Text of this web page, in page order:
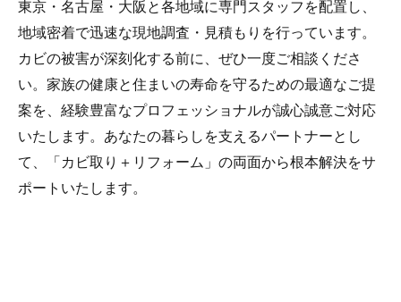
東京・名古屋・大阪と各地域に専門スタッフを配置し、
地域密着で迅速な現地調査・見積もりを行っています。
カビの被害が深刻化する前に、ぜひ一度ご相談くださ
い。家族の健康と住まいの寿命を守るための最適なご提
案を、経験豊富なプロフェッショナルが誠心誠意ご対応
いたします。あなたの暮らしを支えるパートナーとし
て、「カビ取り＋リフォーム」の両面から根本解決をサ
ポートいたします。